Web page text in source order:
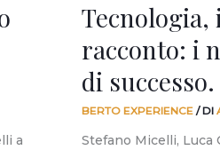
a
racconto: i
di successo.
BERTO EXPERIENCE / DI
Stefano Micelli,